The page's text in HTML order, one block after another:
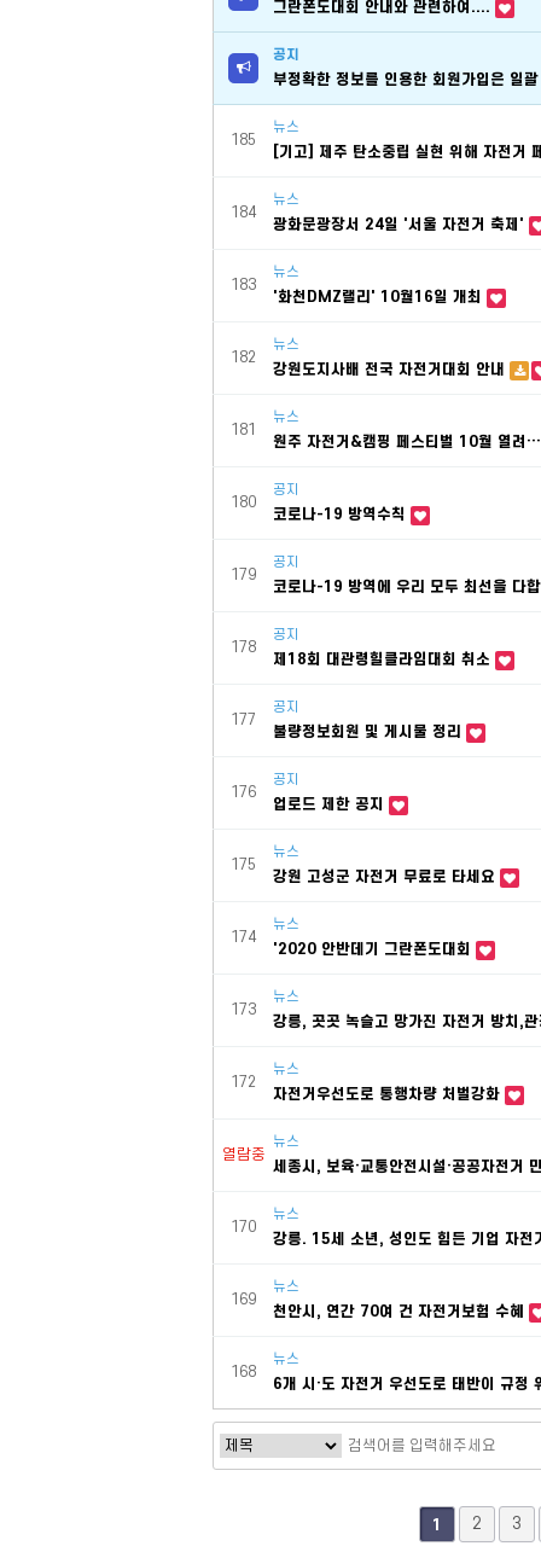
그란폰도대회 안내와 관련하여....
공지
부정확한 정보를 인용한 회원가입은 일
185
뉴스
[기고] 제주 탄소중립 실현 위해 자전거
184
뉴스
광화문광장서 24일 '서울 자전거 축제'
183
뉴스
'화천DMZ랠리' 10월16일 개최
182
뉴스
강원도지사배 전국 자전거대회 안내
181
뉴스
원주 자전거&캠핑 페스티벌 10월 열려
180
공지
코로나-19 방역수칙
179
공지
코로나-19 방역에 우리 모두 최선을 다
178
공지
제18회 대관령힐클라임대회 취소
177
공지
불량정보회원 및 게시물 정리
176
공지
업로드 제한 공지
175
뉴스
강원 고성군 자전거 무료로 타세요
174
뉴스
'2020 안반데기 그란폰도대회
173
뉴스
강릉, 곳곳 녹슬고 망가진 자전거 방치,
172
뉴스
자전거우선도로 통행차량 처벌강화
열람중
뉴스
세종시, 보육·교통안전시설·공공자전거
170
뉴스
강릉. 15세 소년, 성인도 힘든 기업 자전
169
뉴스
천안시, 연간 70여 건 자전거보험 수혜
168
뉴스
6개 시·도 자전거 우선도로 태반이 규
1 2 3